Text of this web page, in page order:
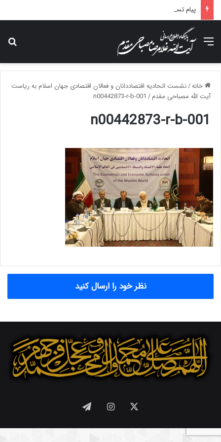
منو
خانه/نشست اتحادیه اقتصاددانان و فعالان اقتصادی جهان اسلام به ریاست
آیت الله مصباحی مقدم/
n00442873-r-b-001
n00442873-r-b-001
نظر خود را ارسال کنید
اینستاگرام